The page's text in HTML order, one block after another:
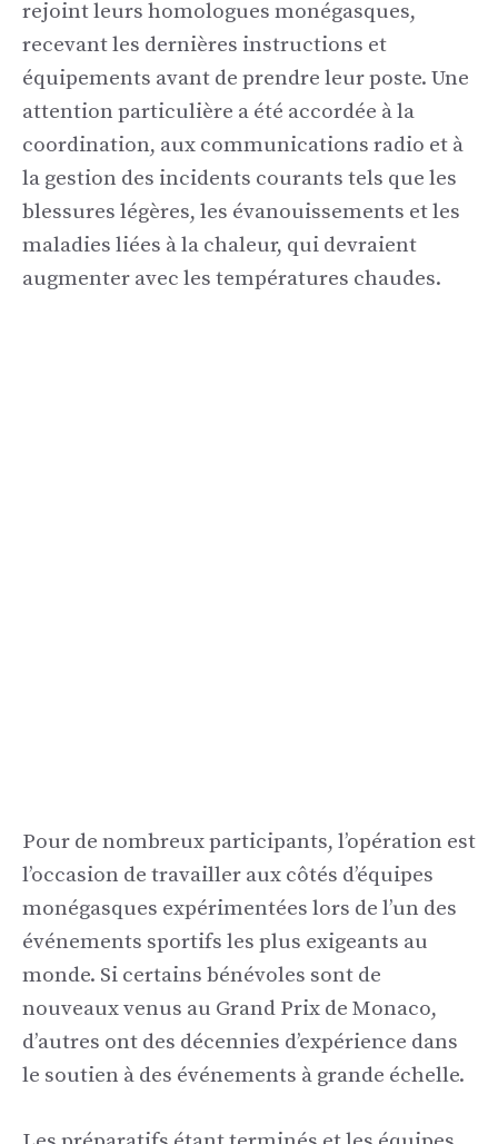
rejoint leurs homologues monégasques,
recevant les dernières instructions et
équipements avant de prendre leur poste. Une
attention particulière a été accordée à la
coordination, aux communications radio et à
la gestion des incidents courants tels que les
blessures légères, les évanouissements et les
maladies liées à la chaleur, qui devraient
augmenter avec les températures chaudes.
Pour de nombreux participants, l’opération est
l’occasion de travailler aux côtés d’équipes
monégasques expérimentées lors de l’un des
événements sportifs les plus exigeants au
monde. Si certains bénévoles sont de
nouveaux venus au Grand Prix de Monaco,
d’autres ont des décennies d’expérience dans
le soutien à des événements à grande échelle.